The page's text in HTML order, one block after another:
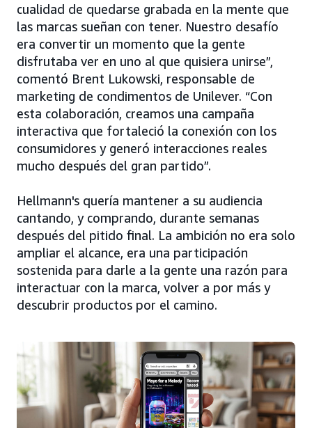
cualidad de quedarse grabada en la mente que
las marcas sueñan con tener. Nuestro desafío
era convertir un momento que la gente
disfrutaba ver en uno al que quisiera unirse”,
comentó Brent Lukowski, responsable de
marketing de condimentos de Unilever. “Con
esta colaboración, creamos una campaña
interactiva que fortaleció la conexión con los
consumidores y generó interacciones reales
mucho después del gran partido”.
Hellmann's quería mantener a su audiencia
cantando, y comprando, durante semanas
después del pitido final. La ambición no era solo
ampliar el alcance, era una participación
sostenida para darle a la gente una razón para
interactuar con la marca, volver a por más y
descubrir productos por el camino.